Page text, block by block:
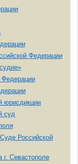
Федерации
Федерации
юрисдикции
суд
Российской
г. Севастополе